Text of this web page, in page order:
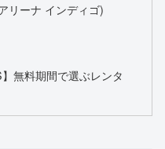
リーナ インディゴ)
無料期間で選ぶレンタ